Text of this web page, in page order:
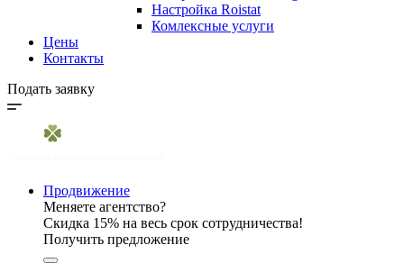
Настройка Roistat
Комлексные услуги
Цены
Контакты
Подать заявку
Продвижение
Меняете агентство?
Скидка 15% на весь срок сотрудничества!
Получить предложение